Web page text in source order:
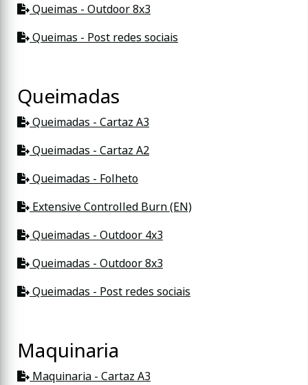
Queimas - Outdoor 8x3
Queimas - Post redes sociais
Queimadas
Queimadas - Cartaz A3
Queimadas - Cartaz A2
Queimadas - Folheto
Extensive Controlled Burn (EN)
Queimadas - Outdoor 4x3
Queimadas - Outdoor 8x3
Queimadas - Post redes sociais
Maquinaria
Maquinaria - Cartaz A3